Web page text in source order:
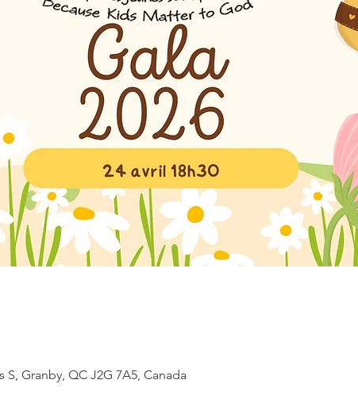
S, Granby, QC J2G 7A5, Canada